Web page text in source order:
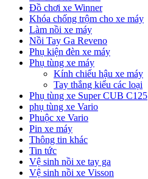
Đồ chơi xe Winner
Khóa chống trộm cho xe máy
Làm nồi xe máy
Nồi Tay Ga Reveno
Phụ kiện đèn xe máy
Phụ tùng xe máy
Kính chiếu hậu xe máy
Tay thắng kiểu các loại
Phụ tùng xe Super CUB C125
phụ tùng xe Vario
Phuộc xe Vario
Pin xe máy
Thông tin khác
Tin tức
Vệ sinh nồi xe tay ga
Vệ sinh nồi xe Visson